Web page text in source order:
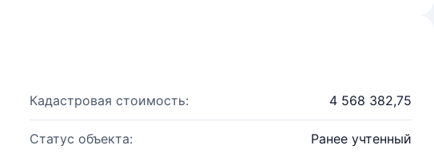
Кадастровая стоимость: 4 568 382,75
Статус объекта: Ранее учтенный